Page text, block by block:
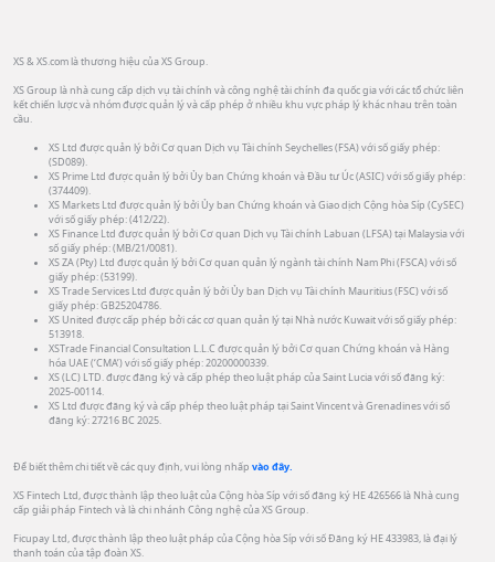
XS & XS.com là thương hiệu của XS Group.
XS Group là nhà cung cấp dịch vụ tài chính và công nghệ tài chính đa quốc gia với các tổ chức liên
kết chiến lược và nhóm được quản lý và cấp phép ở nhiều khu vực pháp lý khác nhau trên toàn
cầu.
XS Ltd được quản lý bởi Cơ quan Dịch vụ Tài chính Seychelles (FSA) với số giấy phép:
(SD089).
XS Prime Ltd được quản lý bởi Ủy ban Chứng khoán và Đầu tư Úc (ASIC) với số giấy phép:
(374409).
XS Markets Ltd được quản lý bởi Ủy ban Chứng khoán và Giao dịch Cộng hòa Síp (CySEC)
với số giấy phép: (412/22).
XS Finance Ltd được quản lý bởi Cơ quan Dịch vụ Tài chính Labuan (LFSA) tại Malaysia với
số giấy phép: (MB/21/0081).
XS ZA (Pty) Ltd được quản lý bởi Cơ quan quản lý ngành tài chính Nam Phi (FSCA) với số
giấy phép: (53199).
XS Trade Services Ltd được quản lý bởi Ủy ban Dịch vụ Tài chính Mauritius (FSC) với số
giấy phép: GB25204786.
XS United được cấp phép bởi các cơ quan quản lý tại Nhà nước Kuwait với số giấy phép:
513918.
XSTrade Financial Consultation L.L.C được quản lý bởi Cơ quan Chứng khoán và Hàng
hóa UAE (‘CMA’) với số giấy phép: 20200000339.
XS (LC) LTD. được đăng ký và cấp phép theo luật pháp của Saint Lucia với số đăng ký:
2025-00114.
XS Ltd được đăng ký và cấp phép theo luật pháp tại Saint Vincent và Grenadines với số
đăng ký: 27216 BC 2025.
Để biết thêm chi tiết về các quy định, vui lòng nhấp vào đây.
XS Fintech Ltd, được thành lập theo luật của Cộng hòa Síp với số đăng ký HE 426566 là Nhà cung
cấp giải pháp Fintech và là chi nhánh Công nghệ của XS Group.
Ficupay Ltd, được thành lập theo luật pháp của Cộng hòa Síp với số Đăng ký HE 433983, là đại lý
thanh toán của tập đoàn XS.